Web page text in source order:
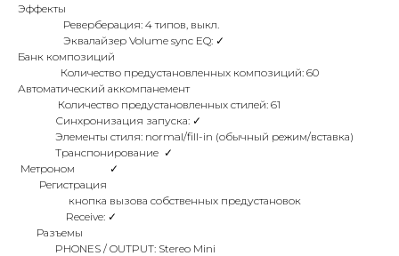
Эффекты
Реверберация: 4 типов, выкл.
Эквалайзер Volume sync EQ: ✓
Банк композиций
Количество предустановленных композиций: 60
Автоматический аккомпанемент
Количество предустановленных стилей: 61
Синхронизация запуска: ✓
Элементы стиля: normal/fill-in (обычный режим/вставка)
Транспонирование ✓
Метроном ✓
Регистрация
кнопка вызова собственных предустановок
Receive: ✓
Разъемы
PHONES / OUTPUT: Stereo Mini